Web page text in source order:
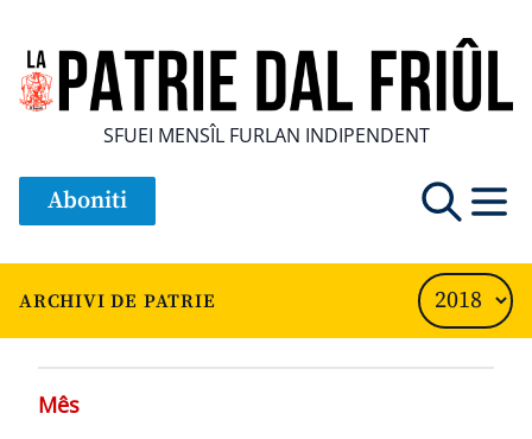
SFUEI MENSÎL FURLAN INDIPENDENT
Aboniti
ARCHIVI DE PATRIE
Mês